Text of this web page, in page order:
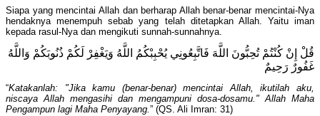
Siapa yang mencintai Allah dan berharap Allah benar-benar mencintai-Nya
hendaknya menempuh sebab yang telah ditetapkan Allah. Yaitu iman
kepada rasul-Nya dan mengikuti sunnah-sunnahnya.
قُلْ إِنْ كُنْتُمْ تُحِبُّونَ اللَّهَ فَاتَّبِعُونِي يُحْبِبْكُمُ اللَّهُ وَيَغْفِرْ لَكُمْ ذُنُوبَكُمْ وَاللَّهُ
غَفُورٌ رَحِيمٌ
“Katakanlah: "Jika kamu (benar-benar) mencintai Allah, ikutilah aku,
niscaya Allah mengasihi dan mengampuni dosa-dosamu." Allah Maha
Pengampun lagi Maha Penyayang.” (QS. Ali Imran: 31)